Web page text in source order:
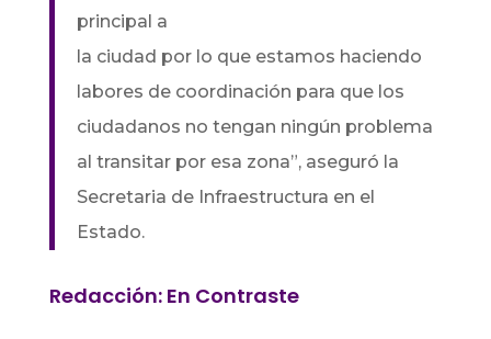
principal a
la ciudad por lo que estamos haciendo
labores de coordinación para que los
ciudadanos no tengan ningún problema
al transitar por esa zona”, aseguró la
Secretaria de Infraestructura en el
Estado.
Redacción: En Contraste